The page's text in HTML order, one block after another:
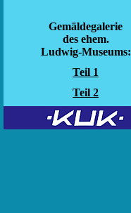
Gemäldegalerie
des ehem.
Ludwig-Museums:
Teil 1
Teil 2